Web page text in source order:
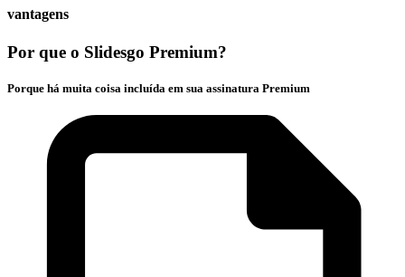
vantagens
Por que o Slidesgo Premium?
Porque há muita coisa incluída em sua assinatura Premium